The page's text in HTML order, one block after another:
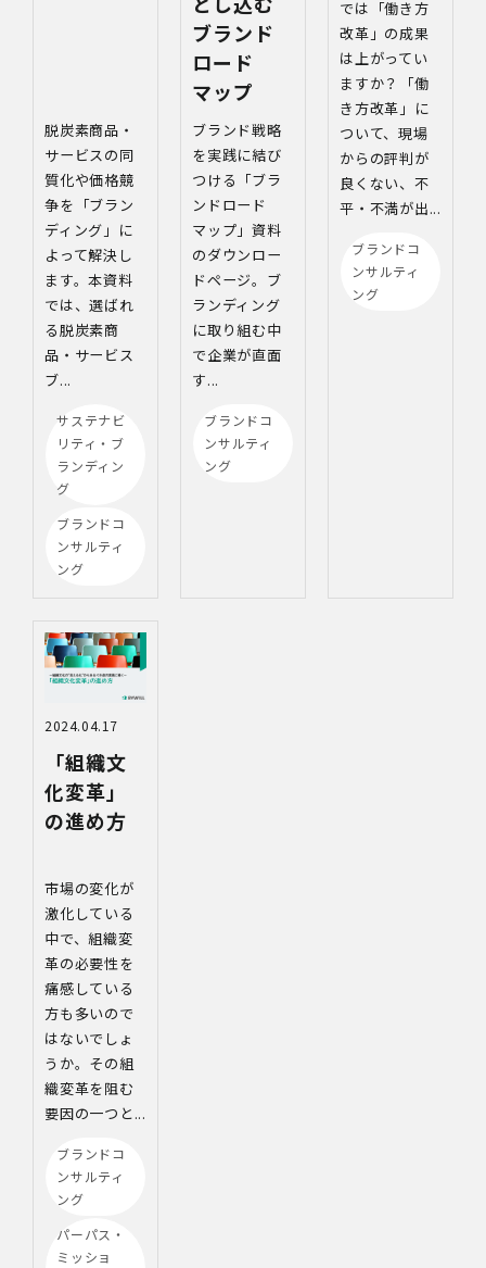
脱炭素商品・
サービスの同
質化や価格競
争を「ブラン
ディング」に
よって解決し
ます。本資料
では、選ばれ
る脱炭素商
品・サービス
ブ...
サステナビ
リティ・ブ
ランディン
グ
ブランドコ
ンサルティ
ング
ブランド
ロード
マップ
ブランド戦略
を実践に結び
つける「ブラ
ンドロード
マップ」資料
のダウンロー
ドページ。ブ
ランディング
に取り組む中
で企業が直面
す...
ブランドコ
ンサルティ
ング
では「働き方
改革」の成果
は上がってい
ますか？「働
き方改革」に
ついて、現場
からの評判が
良くない、不
平・不満が出...
ブランドコ
ンサルティ
ング
2024.04.17
「組織文
化変革」
の進め方
市場の変化が
激化している
中で、組織変
革の必要性を
痛感している
方も多いので
はないでしょ
うか。その組
織変革を阻む
要因の一つと...
ブランドコ
ンサルティ
ング
パーパス・
ミッショ